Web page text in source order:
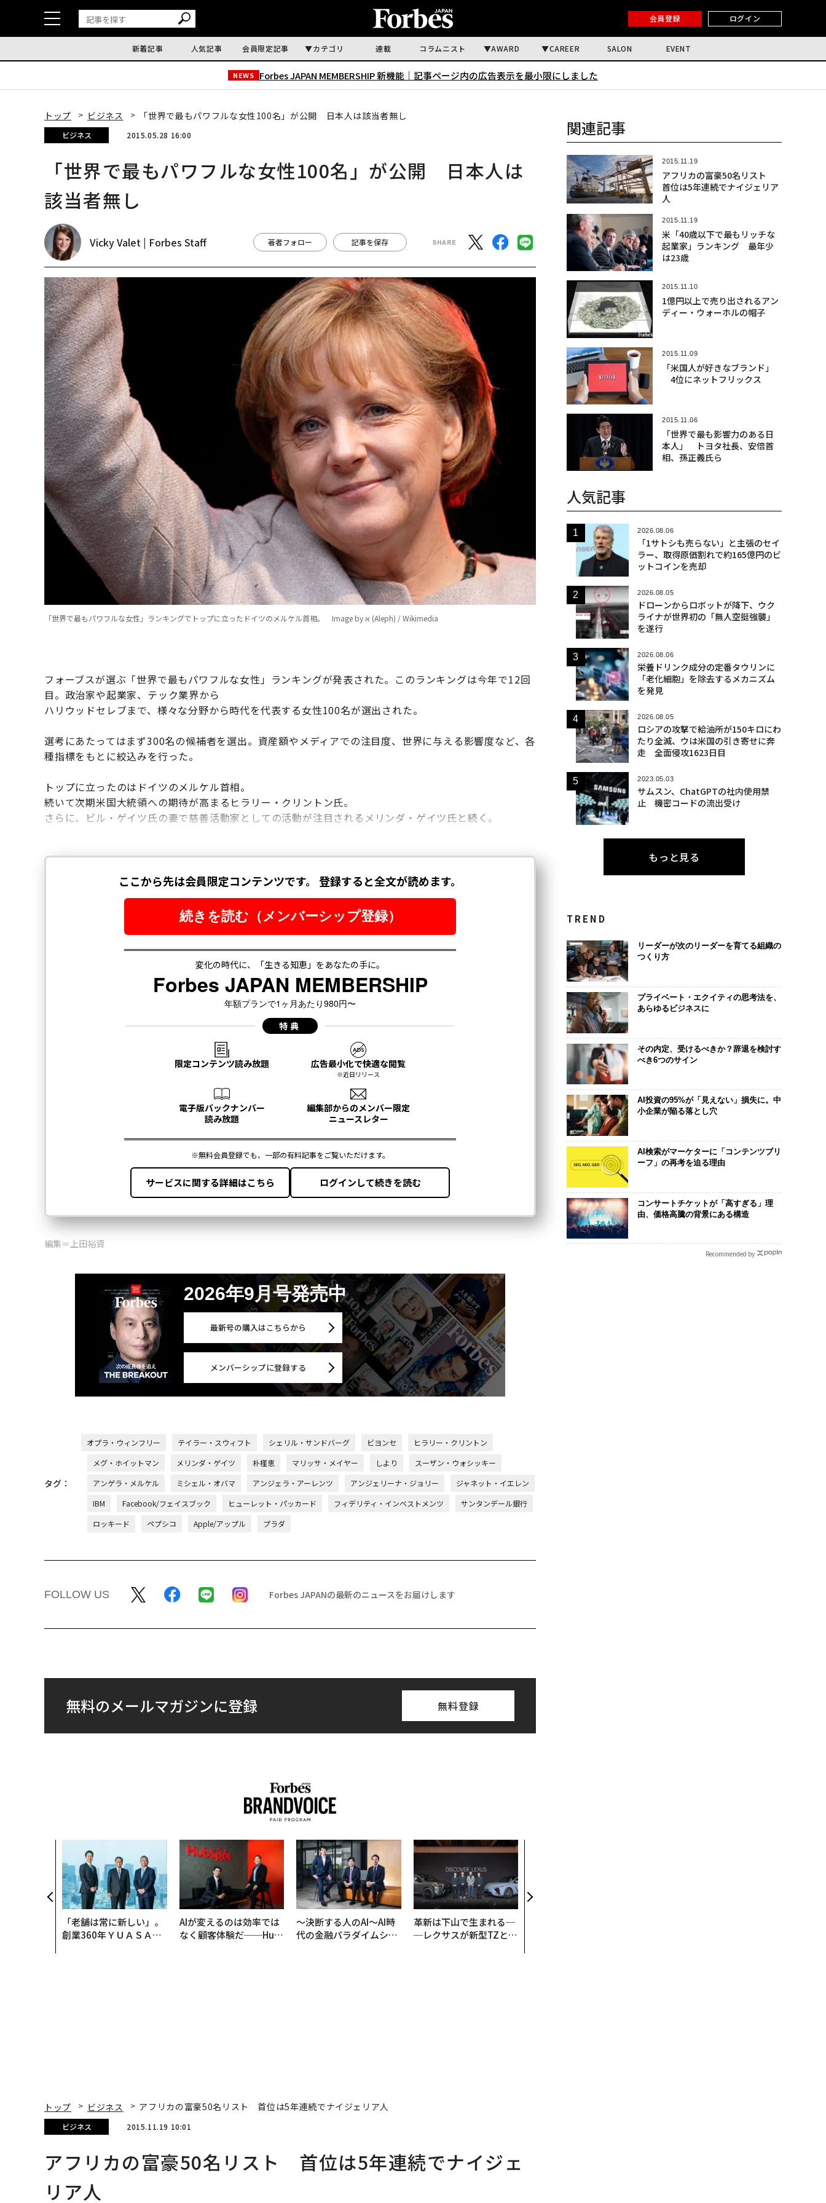
会員登録 ログイン
新着記事 人気記事 会員限定記事 カテゴリ 連載 コラムニスト AWARD CAREER SALON EVENT
NEWS Forbes JAPAN MEMBERSHIP 新機能｜ 記事ページ内の広告表示を最小限にしました
トップ ビジネス 「世界で最もパワフルな女性100名」が公開 日本人は該当者無し
ビジネス 2015.05.28 16:00
「世界で最もパワフルな女性100名」が公開 日本人は
該当者無し
Vicky Valet | Forbes Staff 著者フォロー 記事を保存
「世界で最もパワフルな女性」ランキングでトップに立ったドイツのメルケル首相。 Image by א (Aleph) / Wikimedia
フォーブスが選ぶ「世界で最もパワフルな女性」ランキングが発表された。このランキングは今年で12回
目。政治家や起業家、テック業界から
ハリウッドセレブまで、様々な分野から時代を代表する女性100名が選出された。
選考にあたってはまず300名の候補者を選出。資産額やメディアでの注目度、世界に与える影響度など、各
種指標をもとに絞込みを行った。
トップに立ったのはドイツのメルケル首相。
続いて次期米国大統領への期待が高まるヒラリー・クリントン氏。
さらに、ビル・ゲイツ氏の妻で慈善活動家としての活動が注目されるメリンダ・ゲイツ氏と続く。
編集＝上田裕資
2026年9月号発売中
最新号の購入はこちらから
メンバーシップに登録する
タグ：
オプラ・ウィンフリー テイラー・スウィフト シェリル・サンドバーグ ビヨンセ
ヒラリー・クリントン
メグ・ホイットマン
メリンダ・ゲイツ 朴槿恵 マリッサ・メイヤー しより
スーザン・ウォシッキー
アンゲラ・メルケル
ミシェル・オバマ アンジェラ・アーレンツ アンジェリーナ・ジョリー
ジャネット・イエレン
IBM
Facebook/フェイスブック ヒューレット・パッカード フィデリティ・インベストメンツ
サンタンデール銀行
ロッキード
ペプシコ Apple/アップル プラダ
FOLLOW US Forbes JAPANの最新のニュースをお届けします
無料のメールマガジンに登録 無料登録
「老舗は常に新しい」。
創業360年ＹＵＡＳＡと
AIが変えるのは効率では
なく顧客体験だ──Hub
〜決断する人のAI〜AI時
代の金融パラダイムシフ
革新は下山で生まれる─
─レクサスが新型TZとE
年の答え
関連記事
2015.11.19
アフリカの富豪50名リスト
首位は5年連続でナイジェリア
人
2015.11.19
米「40歳以下で最もリッチな
起業家」ランキング 最年少
は23歳
2015.11.10
1億円以上で売り出されるアン
ディー・ウォーホルの帽子
2015.11.09
「米国人が好きなブランド」
4位にネットフリックス
2015.11.06
「世界で最も影響力のある日
本人」 トヨタ社長、安倍首
相、孫正義氏ら
人気記事
2026.08.06
「1サトシも売らない」と主張のセイ
ラー、取得原価割れで約165億円のビ
ットコインを売却
2026.08.05
ドローンからロボットが降下、ウク
ライナが世界初の「無人空挺強襲」
を遂行
2026.08.06
栄養ドリンク成分の定番タウリンに
「老化細胞」を除去するメカニズム
を発見
2026.08.05
ロシアの攻撃で給油所が150キロにわ
たり全滅、ウは米国の引き寄せに奔
走 全面侵攻1623日目
2023.05.03
サムスン、ChatGPTの社内使用禁
止 機密コードの流出受け
もっと見る
TREND
リーダーが次のリーダーを育てる組織の
つくり方
プライベート・エクイティの思考法を、
あらゆるビジネスに
その内定、受けるべきか？辞退を検討す
べき6つのサイン
AI投資の95%が「見えない」損失に。中
小企業が陥る落とし穴
AI検索がマーケターに「コンテンツブリ
ーフ」の再考を迫る理由
コンサートチケットが「高すぎる」理
由、価格高騰の背景にある構造
Recommended by
トップ ビジネス アフリカの富豪50名リスト 首位は5年連続でナイジェリア人
ビジネス 2015.11.19 10:01
アフリカの富豪50名リスト 首位は5年連続でナイジェ
リア人